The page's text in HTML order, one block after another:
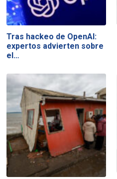
Tras hackeo de OpenAI:
expertos advierten sobre
el…